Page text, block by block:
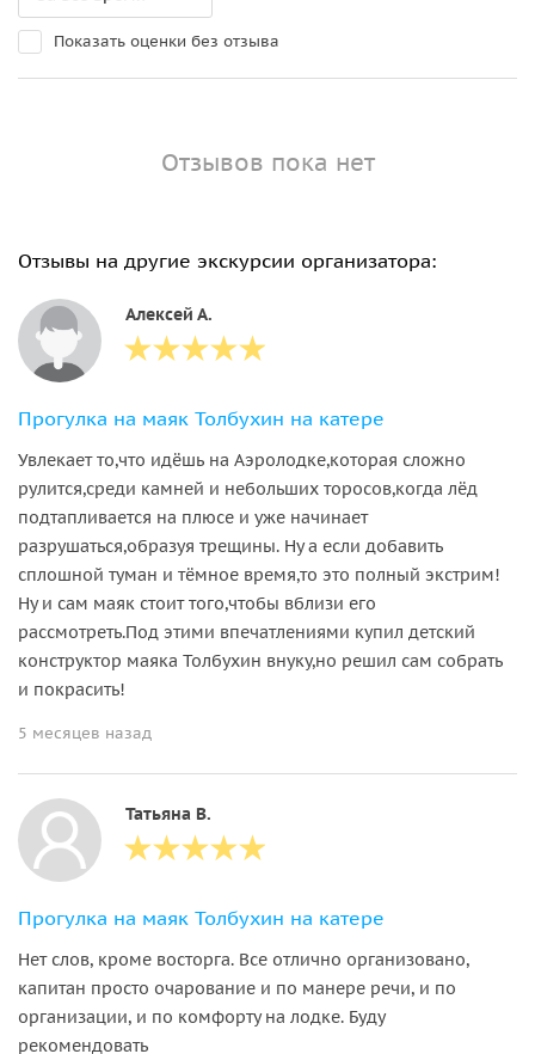
Показать оценки без отзыва
Отзывов пока нет
Отзывы на другие экскурсии организатора:
Алексей А.
Прогулка на маяк Толбухин на катере
Увлекает то,что идёшь на Аэролодке,которая сложно
рулится,среди камней и небольших торосов,когда лёд
подтапливается на плюсе и уже начинает
разрушаться,образуя трещины. Ну а если добавить
сплошной туман и тёмное время,то это полный экстрим!
Ну и сам маяк стоит того,чтобы вблизи его
рассмотреть.Под этими впечатлениями купил детский
конструктор маяка Толбухин внуку,но решил сам собрать
и покрасить!
5 месяцев назад
Татьяна В.
Прогулка на маяк Толбухин на катере
Нет слов, кроме восторга. Все отлично организовано,
капитан просто очарование и по манере речи, и по
организации, и по комфорту на лодке. Буду
рекомендовать